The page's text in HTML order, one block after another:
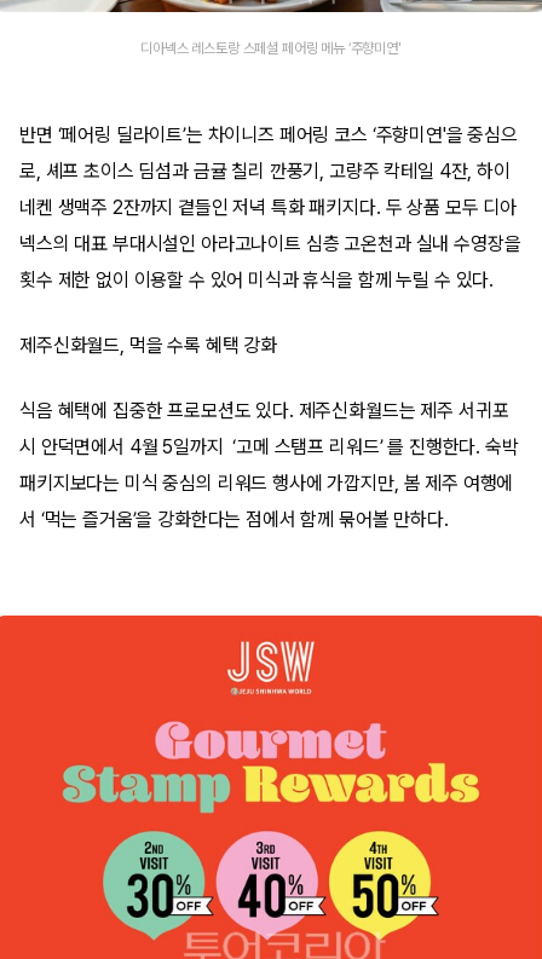
디아넥스 레스토랑 스페셜 페어링 메뉴 ‘주향미연'
반면 ‘페어링 딜라이트’는 차이니즈 페어링 코스 ‘주향미연'을 중심으
로, 셰프 초이스 딤섬과 금귤 칠리 깐풍기, 고량주 칵테일 4잔, 하이
네켄 생맥주 2잔까지 곁들인 저녁 특화 패키지다. 두 상품 모두 디아
넥스의 대표 부대시설인 아라고나이트 심층 고온천과 실내 수영장을
횟수 제한 없이 이용할 수 있어 미식과 휴식을 함께 누릴 수 있다.
제주신화월드, 먹을 수록 혜택 강화
식음 혜택에 집중한 프로모션도 있다. 제주신화월드는 제주 서귀포
시 안덕면에서 4월 5일까지 ‘고메 스탬프 리워드’ 를 진행한다. 숙박
패키지보다는 미식 중심의 리워드 행사에 가깝지만, 봄 제주 여행에
서 ‘먹는 즐거움’을 강화한다는 점에서 함께 묶어볼 만하다.